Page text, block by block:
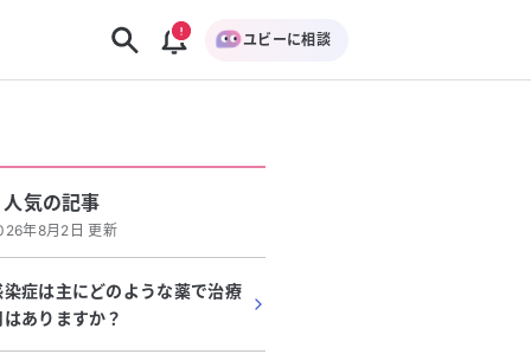
ユビーに相談
人気の記事
年8月2日 更新
症は主にどのような薬で治療
ありますか？